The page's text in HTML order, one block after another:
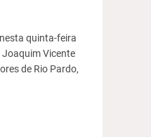
quinta-feira
Vicente
de Rio Pardo,